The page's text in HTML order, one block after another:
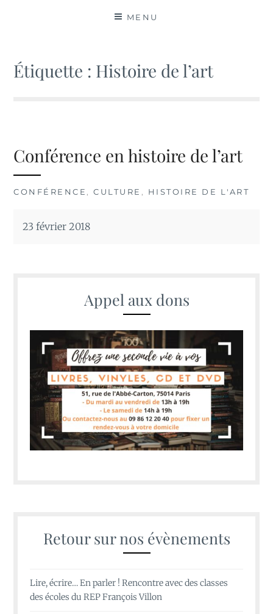
MENU
Étiquette : Histoire de l’art
Conférence en histoire de l’art
CONFÉRENCE ,CULTURE , HISTOIRE DE L'ART
23 février 2018
Appel aux dons
Retour sur nos évènements
Lire, écrire… En parler ! Rencontre avec des classes
des écoles du REP François Villon